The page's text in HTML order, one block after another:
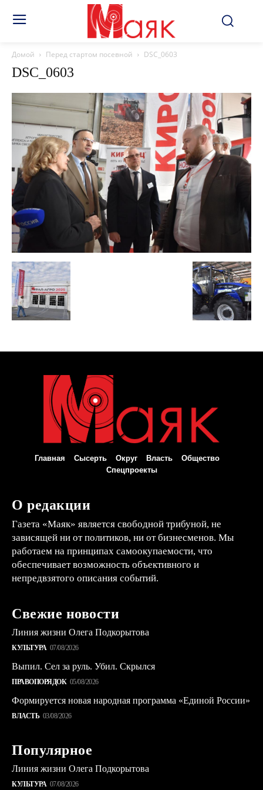
Домой Перед стартом посевной DSC_0603
DSC_0603
Главная Сысерть Округ Власть
Общество
Спецпроекты
О редакции
Газета «Маяк» является свободной трибуной, не
зависящей ни от политиков, ни от бизнесменов. Мы
работаем на принципах самоокупаемости, что
обеспечивает возможность объективного и
непредвзятого описания событий.
Свежие новости
Линия жизни Олега Подкорытова
КУЛЬТУРА 07/08/2026
Выпил. Сел за руль. Убил. Скрылся
ПРАВОПОРЯДОК 05/08/2026
Формируется новая народная программа «Единой России»
ВЛАСТЬ 03/08/2026
Популярное
Линия жизни Олега Подкорытова
КУЛЬТУРА 07/08/2026